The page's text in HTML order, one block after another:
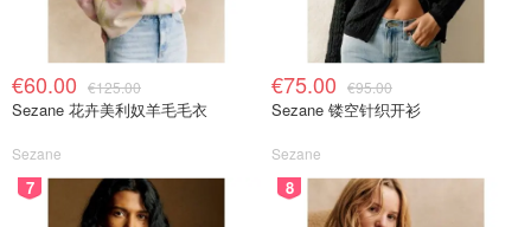
€60.00 €125.00
Sezane 花卉美利奴羊毛毛衣
Sezane
€75.00 €95.00
Sezane 镂空针织开衫
Sezane
7 8